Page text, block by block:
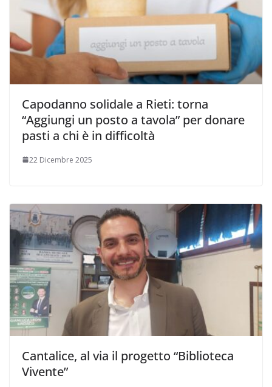
Capodanno solidale a Rieti: torna
“Aggiungi un posto a tavola” per donare
pasti a chi è in difficoltà
22 Dicembre 2025
Cantalice, al via il progetto “Biblioteca
Vivente”